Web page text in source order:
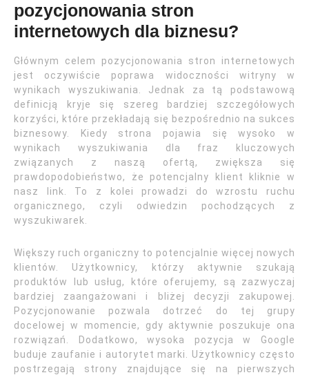
pozycjonowania stron
internetowych dla biznesu?
Głównym celem pozycjonowania stron internetowych
jest oczywiście poprawa widoczności witryny w
wynikach wyszukiwania. Jednak za tą podstawową
definicją kryje się szereg bardziej szczegółowych
korzyści, które przekładają się bezpośrednio na sukces
biznesowy. Kiedy strona pojawia się wysoko w
wynikach wyszukiwania dla fraz kluczowych
związanych z naszą ofertą, zwiększa się
prawdopodobieństwo, że potencjalny klient kliknie w
nasz link. To z kolei prowadzi do wzrostu ruchu
organicznego, czyli odwiedzin pochodzących z
wyszukiwarek.
Większy ruch organiczny to potencjalnie więcej nowych
klientów. Użytkownicy, którzy aktywnie szukają
produktów lub usług, które oferujemy, są zazwyczaj
bardziej zaangażowani i bliżej decyzji zakupowej.
Pozycjonowanie pozwala dotrzeć do tej grupy
docelowej w momencie, gdy aktywnie poszukuje ona
rozwiązań. Dodatkowo, wysoka pozycja w Google
buduje zaufanie i autorytet marki. Użytkownicy często
postrzegają strony znajdujące się na pierwszych